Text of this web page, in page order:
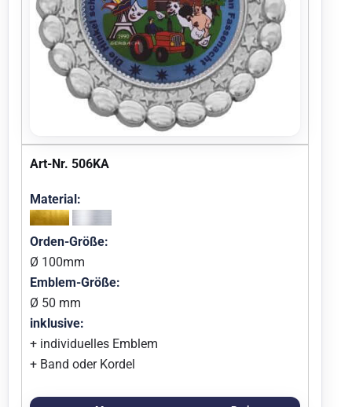
Art-Nr. 506KA
Material:
Orden-Größe:
Ø 100mm
Emblem-Größe:
Ø 50 mm
inklusive:
+ individuelles Emblem
+ Band oder Kordel